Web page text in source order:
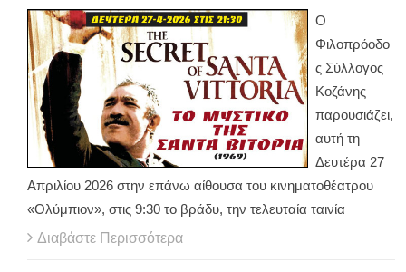
Ο
Φιλοπρόοδο
ς Σύλλογος
Κοζάνης
παρουσιάζει,
αυτή τη
Δευτέρα 27
Απριλίου 2026 στην επάνω αίθουσα του κινηματοθέατρου
«Ολύμπιον», στις 9:30 το βράδυ, την τελευταία ταινία
Διαβάστε Περισσότερα